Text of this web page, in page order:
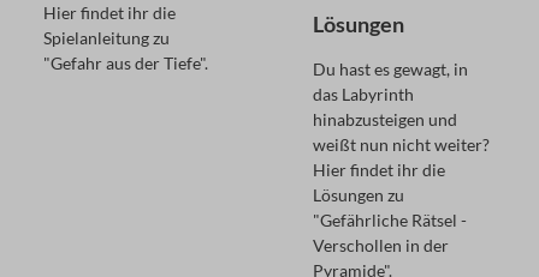
Hier findet ihr die
Spielanleitung zu
"Gefahr aus der Tiefe".
Lösungen
Du hast es gewagt, in
das Labyrinth
hinabzusteigen und
weißt nun nicht weiter?
Hier findet ihr die
Lösungen zu
"Gefährliche Rätsel -
Verschollen in der
Pyramide".